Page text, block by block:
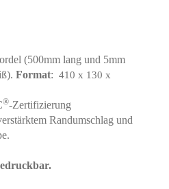
(500mm lang und 5mm
Format: 410 x 130 x
®-Zertifizierung
Randumschlag und